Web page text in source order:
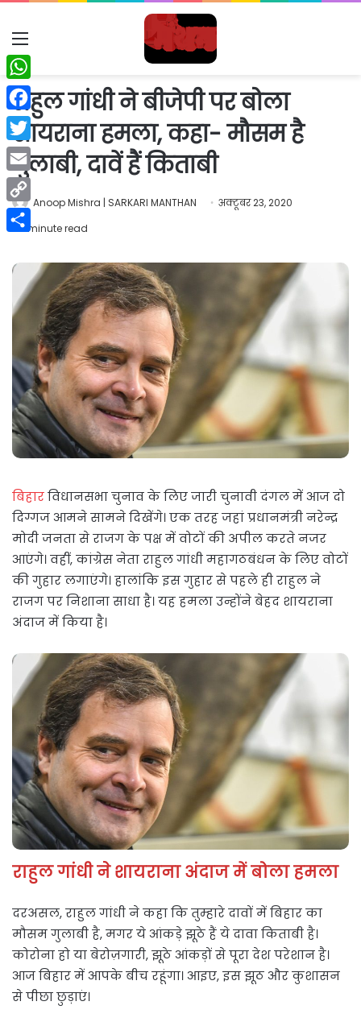
Menu
राहुल गांधी ने बीजेपी पर बोला
शायराना हमला, कहा- मौसम है
गुलाबी, दावें हैं किताबी
Anoop Mishra | SARKARI MANTHAN
अक्टूबर 23, 2020
1 minute read
बिहारविधानसभा चुनाव के लिए जारी चुनावी दंगल में आज दो
दिग्गज आमने सामने दिखेंगे। एक तरह जहां प्रधानमंत्री नरेन्द्र
मोदी जनता से राजग के पक्ष में वोटों की अपील करते नजर
आएंगे। वहीं, कांग्रेस नेता राहुल गांधी महागठबंधन के लिए वोटों
की गुहार लगाएंगे। हालांकि इस गुहार से पहले ही राहुल ने
राजग पर निशाना साधा है। यह हमला उन्होंने बेहद शायराना
अंदाज में किया है।
राहुल गांधी ने शायराना अंदाज में बोला हमला
दरअसल, राहुल गांधी ने कहा कि तुम्हारे दावों में बिहार का
मौसम गुलाबी है, मगर ये आंकड़े झूठे हैं ये दावा किताबी है।
कोरोना हो या बेरोज़गारी, झूठे आंकड़ों से पूरा देश परेशान है।
आज बिहार में आपके बीच रहूंगा। आइए, इस झूठ और कुशासन
से पीछा छुड़ाएं।
WhatsApp
Facebook
Twitter
Email
Copy
Link